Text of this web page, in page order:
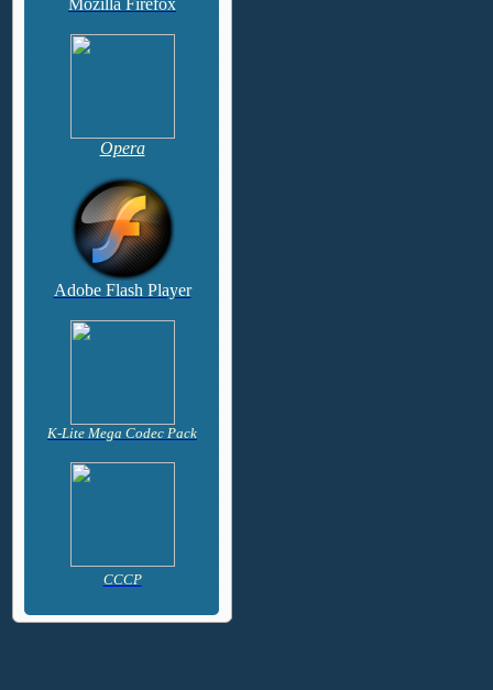
Mozilla Firefox
Opera
Adobe Flash Player
K-Lite Mega Codec Pack
CCCP